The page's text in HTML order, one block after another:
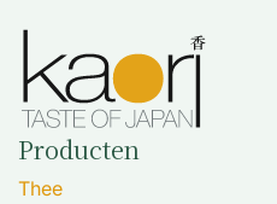
Producten
Thee